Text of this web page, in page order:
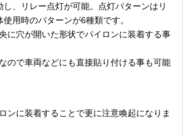
し、リレー点灯が可能。点灯パターンはリ
用時のパターンが6種類です。
に穴が開いた形状でパイロンに装着する事
ので車両などにも直接貼り付ける事も可能
ンに装着することで更に注意喚起になりま